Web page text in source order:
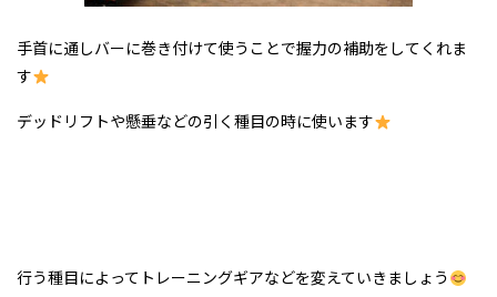
手首に通しバーに巻き付けて使うことで握力の補助をしてくれま
す
デッドリフトや懸垂などの引く種目の時に使います
行う種目によってトレーニングギアなどを変えていきましょう